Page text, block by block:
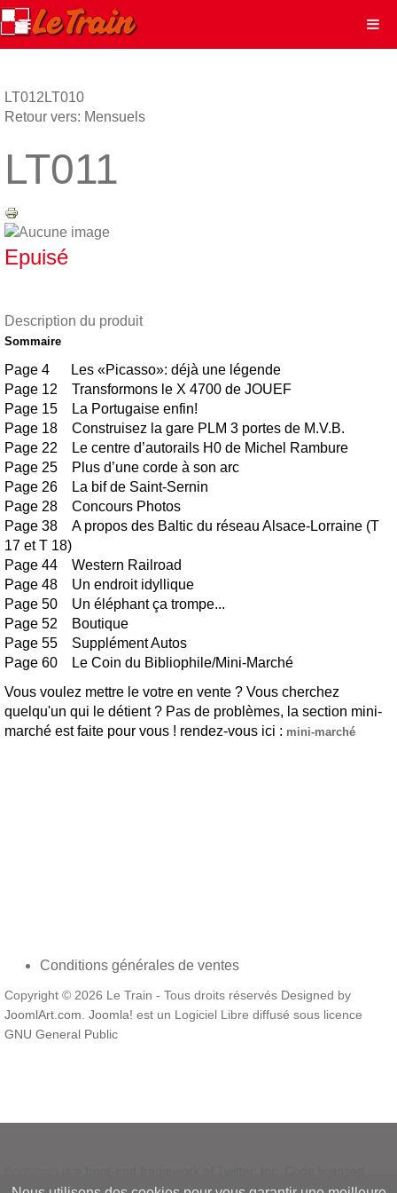
LT012 LT010
Retour vers: Mensuels
LT011
Epuisé
Description du produit
Sommaire
Page 4 Les «Picasso»: déjà une légende
Page 12 Transformons le X 4700 de JOUEF
Page 15 La Portugaise enfin!
Page 18 Construisez la gare PLM 3 portes de M.V.B.
Page 22 Le centre d’autorails H0 de Michel Rambure
Page 25 Plus d’une corde à son arc
Page 26 La bif de Saint-Sernin
Page 28 Concours Photos
Page 38 A propos des Baltic du réseau Alsace-Lorraine (T
17 et T 18)
Page 44 Western Railroad
Page 48 Un endroit idyllique
Page 50 Un éléphant ça trompe...
Page 52 Boutique
Page 55 Supplément Autos
Page 60 Le Coin du Bibliophile/Mini-Marché
Vous voulez mettre le votre en vente ? Vous cherchez
quelqu'un qui le détient ? Pas de problèmes, la section mini-
marché est faite pour vous ! rendez-vous ici : mini-marché
Conditions générales de ventes
Copyright © 2026 Le Train - Tous droits réservés Designed by
JoomlArt.com Joomla! est un Logiciel Libre diffusé sous licence
GNU General Public
underMIT License.